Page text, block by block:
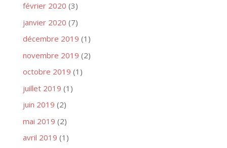
février 2020 (3)
janvier 2020 (7)
décembre 2019 (1)
novembre 2019 (2)
octobre 2019 (1)
juillet 2019 (1)
juin 2019 (2)
mai 2019 (2)
avril 2019 (1)